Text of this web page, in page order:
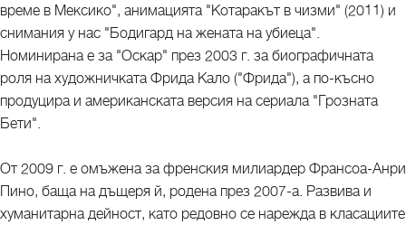
време в Мексико", анимацията "Котаракът в чизми" (2011) и
снимания у нас "Бодигард на жената на убиеца".
Номинирана е за "Оскар" през 2003 г. за биографичната
роля на художничката Фрида Кало ("Фрида"), а по-късно
продуцира и американската версия на сериала "Грозната
Бети".
От 2009 г. е омъжена за френския милиардер Франсоа-Анри
Пино, баща на дъщеря й, родена през 2007-а. Развива и
хуманитарна дейност, като редовно се нарежда в класациите